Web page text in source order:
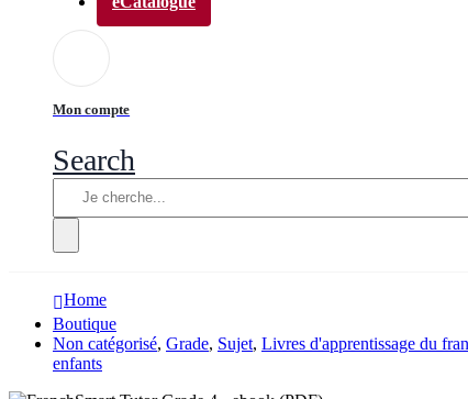
Mon compte
Search
Home
Boutique
Non catégorisé, Grade, Sujet, Livres d'apprentissage du
enfants